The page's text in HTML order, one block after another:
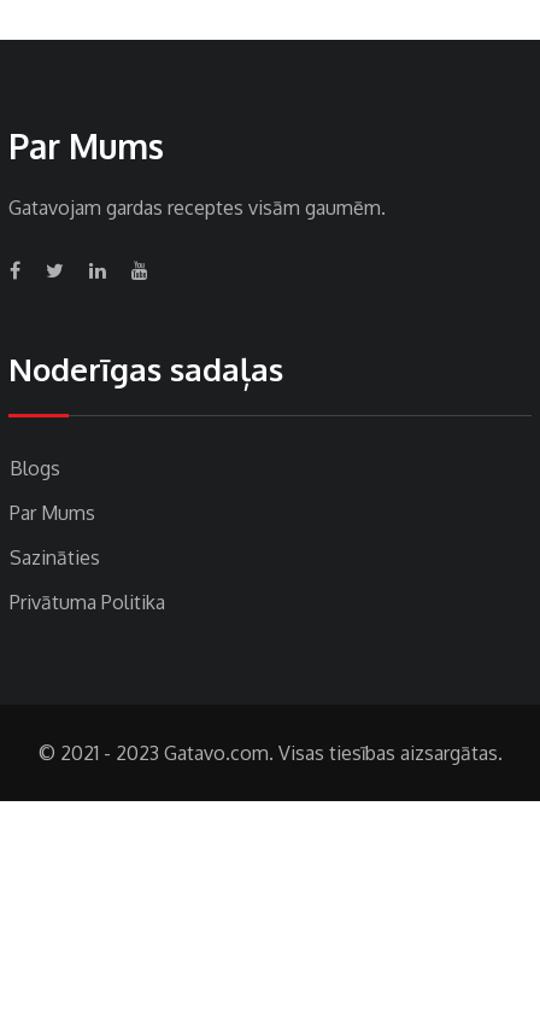
Par Mums
Gatavojam gardas receptes visām gaumēm.
Noderīgas sadaļas
Blogs
Par Mums
Sazināties
Privātuma Politika
© 2021 - 2023 Gatavo.com. Visas tiesības aizsargātas.